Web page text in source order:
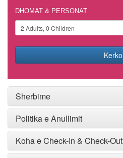
DHOMAT & PERSONAT
Kerko
Sherbime
Politika e Anullimit
Koha e Check-In & Check-Out